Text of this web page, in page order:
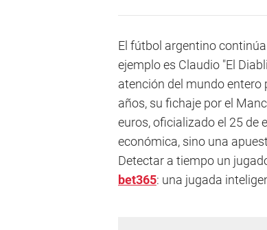
El fútbol argentino
ejemplo es Claudio "El
atención del mundo entero
años, su fichaje por el
euros, oficializado el 25 de
económica, sino una
Detectar a tiempo un
bet365: una jugada